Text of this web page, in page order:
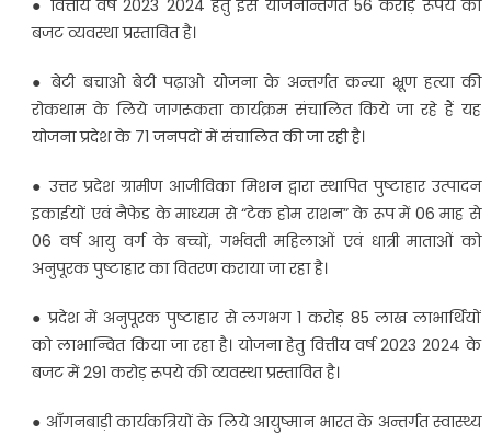
● वित्तीय वर्ष 2023 2024 हेतु इस योजनान्तर्गत 56 करोड़ रूपये की
बजट व्यवस्था प्रस्तावित है।
● बेटी बचाओ बेटी पढ़ाओ योजना के अन्तर्गत कन्या भ्रूण हत्या की
रोकथाम के लिये जागरूकता कार्यक्रम संचालित किये जा रहे हैं यह
योजना प्रदेश के 71 जनपदों में संचालित की जा रही है।
● उत्तर प्रदेश ग्रामीण आजीविका मिशन द्वारा स्थापित पुष्टाहार उत्पादन
इकाईयों एवं नैफेड के माध्यम से “टेक होम राशन” के रूप में 06 माह से
06 वर्ष आयु वर्ग के बच्चों, गर्भवती महिलाओं एवं धात्री माताओं को
अनुपूरक पुष्टाहार का वितरण कराया जा रहा है।
● प्रदेश में अनुपूरक पुष्टाहार से लगभग 1 करोड़ 85 लाख लाभार्थियों
को लाभान्वित किया जा रहा है। योजना हेतु वित्तीय वर्ष 2023 2024 के
बजट में 291 करोड़ रूपये की व्यवस्था प्रस्तावित है।
● आँगनबाड़ी कार्यकत्रियों के लिये आयुष्मान भारत के अन्तर्गत स्वास्थ्य